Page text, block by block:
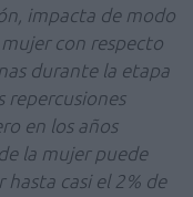
impacta de modo
con respecto
durante la etapa
repercusiones
en los años
la mujer puede
hasta casi el 2% de